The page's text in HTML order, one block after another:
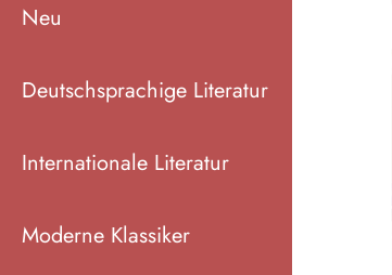
Neu
Deutschsprachige Literatur
Internationale Literatur
Moderne Klassiker